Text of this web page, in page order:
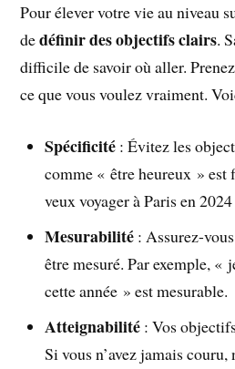
Pour élever votre vie au niveau
dedéfinir des objectifs clairs.
difficile de savoir où aller.
ce que vous voulez vraiment.
Spécificité : Évitez les
comme « être heureux »
veux voyager à Paris en
Mesurabilité : Assurez-
être mesuré. Par exemple, «
cette année » est mesurable.
Atteignabilité : Vos
Si vous n’avez jamais couru,